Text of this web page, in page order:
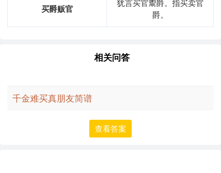
买爵贩官
犹言买官鬻爵。指买卖官
爵。
相关问答
千金难买真朋友简谱
查看答案